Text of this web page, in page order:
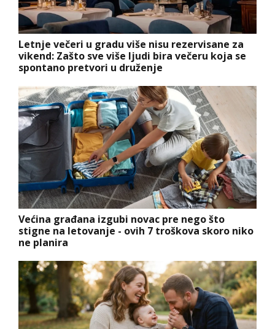
Letnje večeri u gradu više nisu rezervisane za
vikend: Zašto sve više ljudi bira večeru koja se
spontano pretvori u druženje
Većina građana izgubi novac pre nego što
stigne na letovanje - ovih 7 troškova skoro niko
ne planira